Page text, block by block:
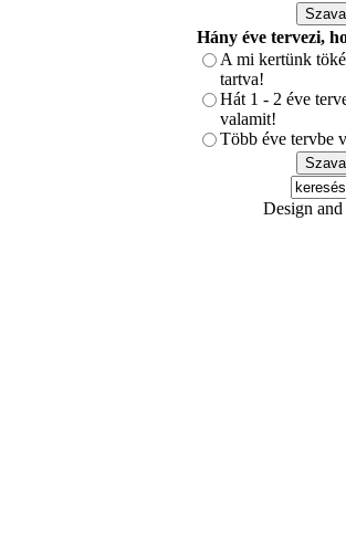
Hány éve tervezi,
A mi kertünk
tartva!
Hát 1 - 2 éve
valamit!
Több éve tervbe
Design